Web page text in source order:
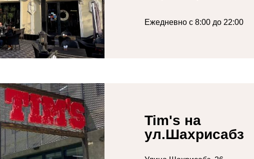
Ежедневно с 8:00 до 22:00
Tim's на
ул.Шахрисабз